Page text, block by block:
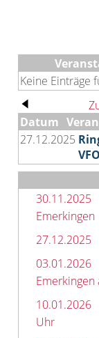
Keine Einträge
Datum
27.12.2025
30.11.2025
Emerkingen
27.12.2025
03.01.2026
10.01.2026
Uhr